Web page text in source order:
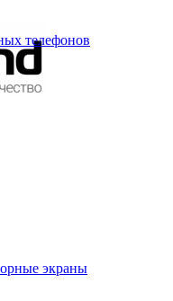
телефонов
экраны